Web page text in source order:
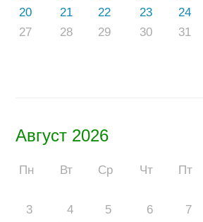
20
21 22 23 24
27
28 29 30 31
Август 2026
Пн Вт Ср Чт Пт
3
4 5 6 7